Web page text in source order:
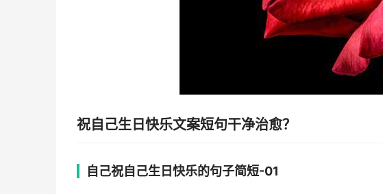
祝自己生日快乐文案短句干净治愈？
自己祝自己生日快乐的句子简短-01